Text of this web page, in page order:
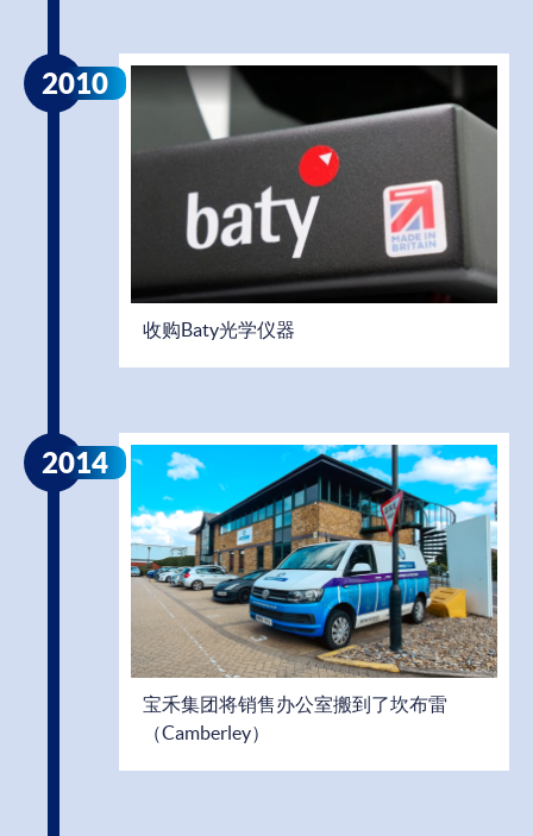
2010
收购Baty光学仪器
2014
宝禾集团将销售办公室搬到了坎布雷
（Camberley）